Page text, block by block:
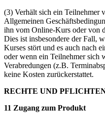
(3) Verhält sich ein Teilnehmer
Allgemeinen
ihn vom Online-Kurs oder von
Dies ist insbesondere der Fall,
Kurses stört und es auch nach
oder wenn ein Teilnehmer sich
Verabredungen (z.B.
keine Kosten zurückerstattet.
RECHTE UND
11 Zugang zum Produkt